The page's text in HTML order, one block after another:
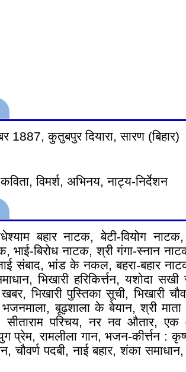
1887, कुतुबपुर दियारा, सारण (बिहार)
विमर्श, अभिनय, नाट्य-निर्देशन
बहार नाटक, बेटी-वियोग
भाई-बिरोध नाटक, श्री गंगा-स्नान
संबाद, भांड के नकल, बहरा-बहार
भिखारी हरिकिर्त्तन, यशोदा सखी
भिखारी पुस्तिका सूची, भिखारी
भजनमाला, बूढ़शाला के बेयान, श्री
सीताराम परिचय, नर नव औतार,
प्रेम, रामलीला गान, भजन-कीर्त्तन :
चौवर्ण पदबी, नाई बहार, शंका समाधान,